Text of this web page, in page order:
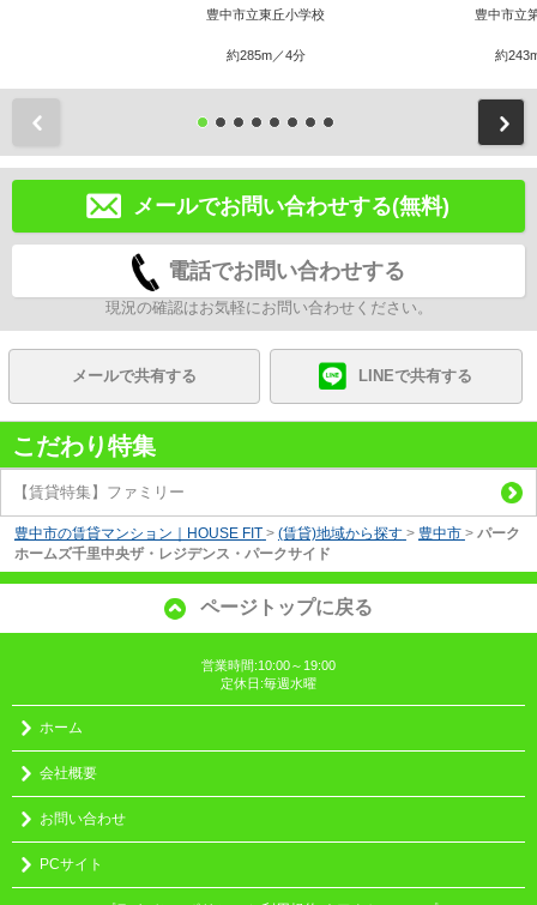
豊中市立東丘小学校
約285m／4分
豊中市立
約
メールでお問い合わせする(無料)
電話でお問い合わせする
現況の確認はお気軽にお問い合わせください。
メールで共有する LINEで共有する
こだわり特集
【賃貸特集】ファミリー
豊中市の賃貸マンション｜HOUSE FIT > (賃貸)地域から探す > 豊中市 > パーク
ホームズ千里中央ザ・レジデンス・パークサイド
ページトップに戻る
営業時間:10:00～19:00
定休日:毎週水曜
ホーム
会社概要
お問い合わせ
PCサイト